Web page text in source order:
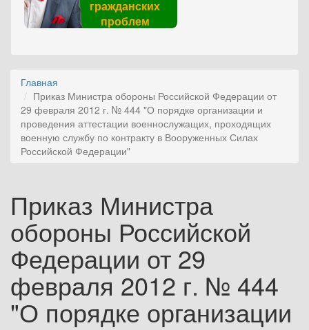
гражданских
проблем
Главная
Приказ Министра обороны Российской Федерации от
29 февраля 2012 г. № 444 "О порядке организации и
проведения аттестации военнослужащих, проходящих
военную службу по контракту в Вооруженных Силах
Российской Федерации"
Приказ Министра
обороны Российской
Федерации от 29
февраля 2012 г. № 444
"О порядке организации